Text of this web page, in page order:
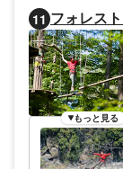
11 フォレス
もっと見る